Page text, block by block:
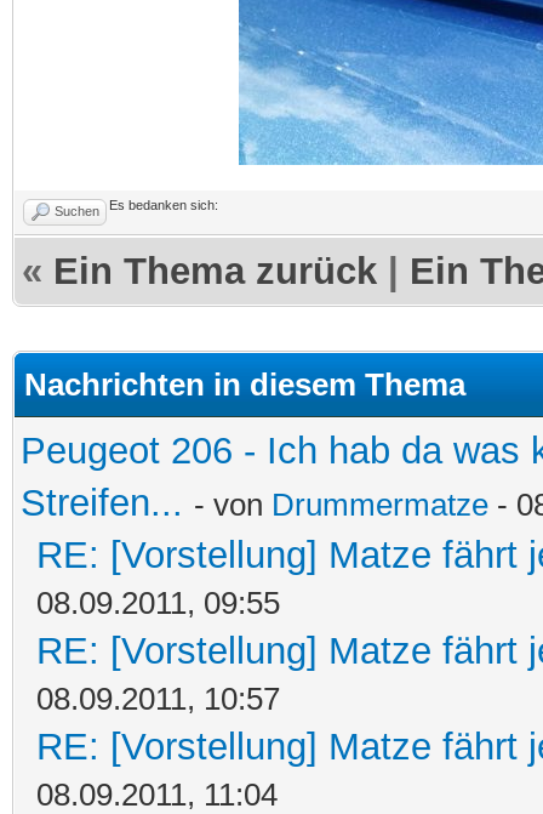
Suchen Es bedanken sich:
« Ein Thema zurück Ein
Nachrichten in diesem Thema
Peugeot 206 - Ich hab da
Streifen... - von Drummermatze -
RE: [Vorstellung] Matze fährt
08.09.2011, 09:55
RE: [Vorstellung] Matze fährt
08.09.2011, 10:57
RE: [Vorstellung] Matze fährt
08.09.2011, 11:04